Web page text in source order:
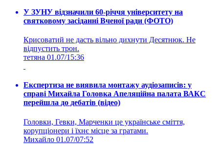
У ЗУНУ відзначили 60-річчя університету на
святковому засіданні Вченої ради (ФОТО)
Крисоватий не дасть вільно дихнути Десятнюк. Не
відпустить трон.
тетяна 01.07/15:36
Експертиза не виявила монтажу аудіозаписів: у
справі Михайла Головка Апеляційна палата ВАКС
перейшла до дебатів (відео)
Головки, Гевки, Марченки це українське сміття,
корупціонери і їхнє місце за гратами.
Михайло 01.07/07:52